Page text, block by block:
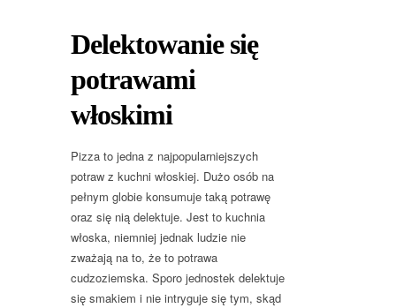
Delektowanie się
potrawami
włoskimi
Pizza to jedna z najpopularniejszych
potraw z kuchni włoskiej. Dużo osób na
pełnym globie konsumuje taką potrawę
oraz się nią delektuje. Jest to kuchnia
włoska, niemniej jednak ludzie nie
zważają na to, że to potrawa
cudzoziemska. Sporo jednostek delektuje
się smakiem i nie intryguje się tym, skąd